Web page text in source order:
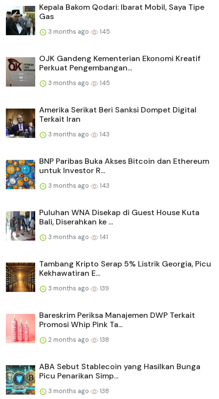
Kepala Bakom Qodari: Ibarat Mobil, Saya Tipe
Gas
3 months ago 145
OJK Gandeng Kementerian Ekonomi Kreatif
Perkuat Pengembangan...
3 months ago 145
Amerika Serikat Beri Sanksi Dompet Digital
Terkait Iran
3 months ago 143
BNP Paribas Buka Akses Bitcoin dan Ethereum
untuk Investor R...
3 months ago 143
Puluhan WNA Disekap di Guest House Kuta
Bali, Diserahkan ke ...
3 months ago 141
Tambang Kripto Serap 5% Listrik Georgia, Picu
Kekhawatiran E...
3 months ago 139
Bareskrim Periksa Manajemen DWP Terkait
Promosi Whip Pink Ta...
2 months ago 138
ABA Sebut Stablecoin yang Hasilkan Bunga
Picu Penarikan Simp...
3 months ago 138